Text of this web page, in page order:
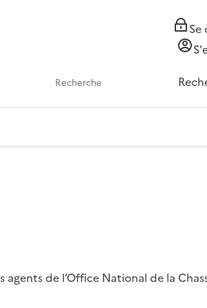
de l’Office National de la